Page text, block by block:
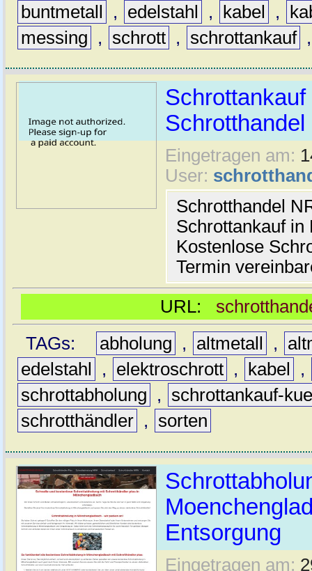
buntmetall
, edelstahl , kabel ,
messing
, schrott , schrottankauf
Schrotthandel
Eingetragen am:
User:
Schrotthandel
Schrottankauf in
Kostenlose
Termin
URL:
TAGs:
abholung , altmetall ,
edelstahl
, elektroschrott , kabel
,
schrottabholung
,
schrottankauf-
schrotthändler , sorten
Entsorgung
Eingetragen am: